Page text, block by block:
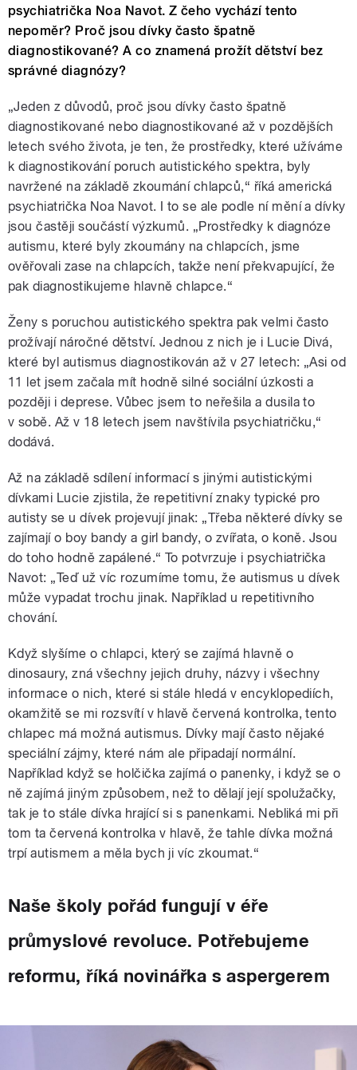
psychiatrička Noa Navot. Z čeho vychází tento
nepoměr? Proč jsou dívky často špatně
diagnostikované? A co znamená prožít dětství bez
správné diagnózy?
„Jeden z důvodů, proč jsou dívky často špatně
diagnostikované nebo diagnostikované až v pozdějších
letech svého života, je ten, že prostředky, které užíváme
k diagnostikování poruch autistického spektra, byly
navržené na základě zkoumání chlapců,“ říká americká
psychiatrička Noa Navot. I to se ale podle ní mění a dívky
jsou častěji součástí výzkumů. „Prostředky k diagnóze
autismu, které byly zkoumány na chlapcích, jsme
ověřovali zase na chlapcích, takže není překvapující, že
pak diagnostikujeme hlavně chlapce.“
Ženy s poruchou autistického spektra pak velmi často
prožívají náročné dětství. Jednou z nich je i Lucie Divá,
které byl autismus diagnostikován až v 27 letech: „Asi od
11 let jsem začala mít hodně silné sociální úzkosti a
později i deprese. Vůbec jsem to neřešila a dusila to
v sobě. Až v 18 letech jsem navštívila psychiatričku,“
dodává.
Až na základě sdílení informací s jinými autistickými
dívkami Lucie zjistila, že repetitivní znaky typické pro
autisty se u dívek projevují jinak: „Třeba některé dívky se
zajímají o boy bandy a girl bandy, o zvířata, o koně. Jsou
do toho hodně zapálené.“ To potvrzuje i psychiatrička
Navot: „Teď už víc rozumíme tomu, že autismus u dívek
může vypadat trochu jinak. Například u repetitivního
chování.
Když slyšíme o chlapci, který se zajímá hlavně o
dinosaury, zná všechny jejich druhy, názvy i všechny
informace o nich, které si stále hledá v encyklopediích,
okamžitě se mi rozsvítí v hlavě červená kontrolka‚ tento
chlapec má možná autismus. Dívky mají často nějaké
speciální zájmy, které nám ale připadají normální.
Například když se holčička zajímá o panenky, i když se o
ně zajímá jiným způsobem, než to dělají její spolužačky,
tak je to stále dívka hrající si s panenkami. Nebliká mi při
tom ta červená kontrolka v hlavě, že tahle dívka možná
trpí autismem a měla bych ji víc zkoumat.“
Naše školy pořád fungují v éře
průmyslové revoluce. Potřebujeme
reformu, říká novinářka s aspergerem